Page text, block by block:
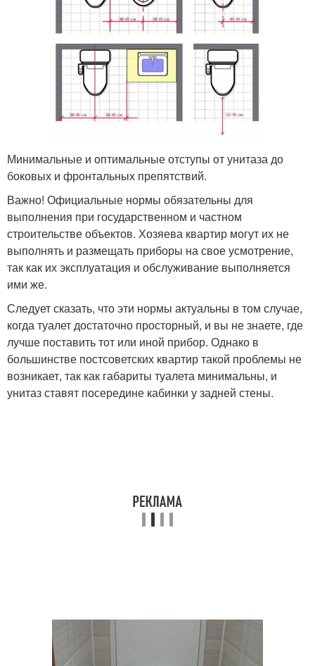
Минимальные и оптимальные отступы от унитаза до
боковых и фронтальных препятствий.
Важно! Официальные нормы обязательны для
выполнения при государственном и частном
строительстве объектов. Хозяева квартир могут их не
выполнять и размещать приборы на свое усмотрение,
так как их эксплуатация и обслуживание выполняется
ими же.
Следует сказать, что эти нормы актуальны в том случае,
когда туалет достаточно просторный, и вы не знаете, где
лучше поставить тот или иной прибор. Однако в
большинстве постсоветских квартир такой проблемы не
возникает, так как габариты туалета минимальны, и
унитаз ставят посередине кабинки у задней стены.